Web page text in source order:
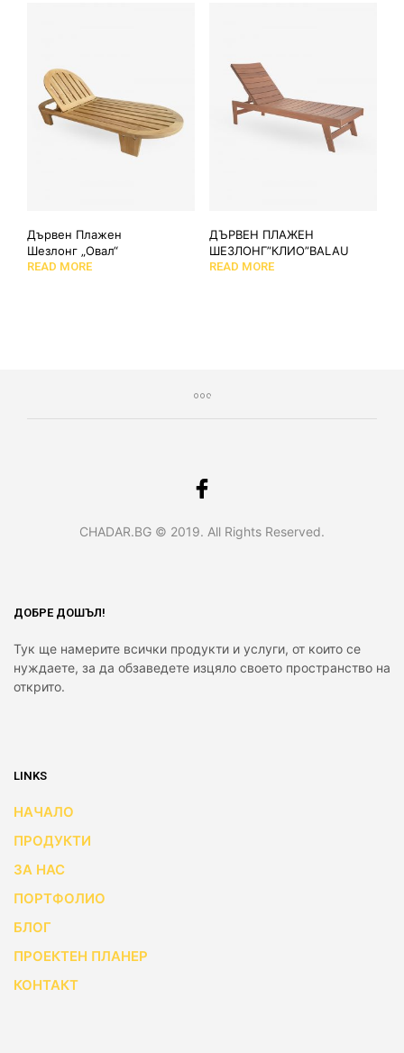
Дървен Плажен
Шезлонг „Овал“
READ MORE
ДЪРВЕН ПЛАЖЕН
ШЕЗЛОНГ”КЛИО”BALAU
READ MORE
CHADAR.BG © 2019. All Rights Reserved.
ДОБРЕ ДОШЪЛ!
Тук ще намерите всички продукти и услуги, от които се
нуждаете, за да обзаведете изцяло своето пространство на
открито.
LINKS
НАЧАЛО
ПРОДУКТИ
ЗА НАС
ПОРТФОЛИО
БЛОГ
ПРОЕКТЕН ПЛАНЕР
КОНТАКТ